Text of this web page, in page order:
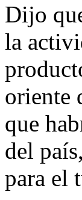
Dijo
la
oriente
que
del
para el